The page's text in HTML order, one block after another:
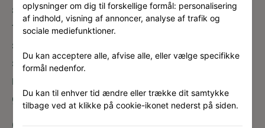
størrelser. I Generationernes Karré er der
fokus på, at den enkelte bolig er en del af et
større fællesskab både i forhold til bydelen
som helhed, men også inden for karréens
rammer, som blandt andet indeholder fælles
gårdrum og fællesrum.
Generationernes Karré opføres på byggefelt
oplysninger om dig til forskellige formål: personalisering
af indhold, visning af annoncer, analyse af trafik og
sociale mediefunktioner.
Du kan acceptere alle, afvise alle, eller vælge specifikke
formål nedenfor.
Du kan til enhver tid ændre eller trække dit samtykke
tilbage ved at klikke på cookie-ikonet nederst på siden.